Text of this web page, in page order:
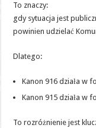
To znaczy:
gdy sytuacja jest
powinien udzielać
Dlatego:
Kanon 916 działa w
Kanon 915 działa w
To rozróżnienie jest